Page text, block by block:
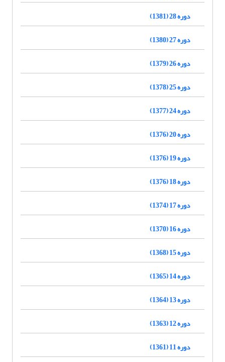
دوره 28 (1381)
دوره 27 (1380)
دوره 26 (1379)
دوره 25 (1378)
دوره 24 (1377)
دوره 20 (1376)
دوره 19 (1376)
دوره 18 (1376)
دوره 17 (1374)
دوره 16 (1370)
دوره 15 (1368)
دوره 14 (1365)
دوره 13 (1364)
دوره 12 (1363)
دوره 11 (1361)